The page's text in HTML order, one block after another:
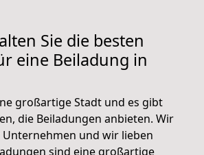
Sie die besten
eine Beiladung in
großartige Stadt und es gibt
die Beiladungen anbieten. Wir
Unternehmen und wir lieben
sind eine großartige